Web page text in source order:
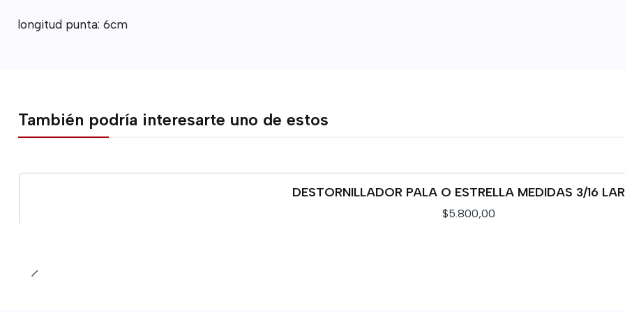
longitud punta: 6cm
También podría interesarte uno de estos
DESTORNILLADOR PALA O ESTRELLA MEDIDAS 3/16
$5.800,00